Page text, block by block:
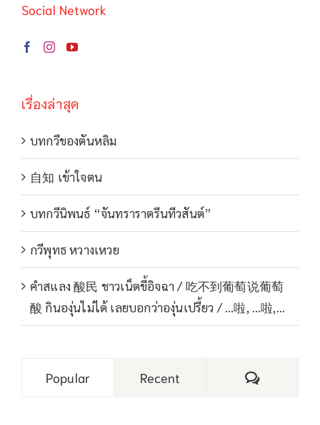
Social Network
เรื่องล่าสุด
บทกวีของตันหลิม
自知 เข้าใจตน
บทกวีนิพนธ์ “จันทราราตรีนทีวสันต์”
กวีพุทธ หวางเหวย
คำสแลง 酸民 ชาวเน็ตขี้อิจฉา / 吃不到葡萄说葡萄
酸 กินองุ่นไม่ได้ เลยบอกว่าองุ่นเปรี้ยว / …啦, …啦,…
Popular Recent Comments